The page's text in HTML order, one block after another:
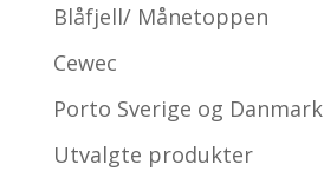
Blåfjell/ Månetoppen
Cewec
Porto Sverige og Danmark
Utvalgte produkter